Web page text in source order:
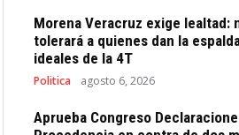
Morena Veracruz exige lealtad:
tolerará a quienes dan la
ideales de la 4T
Politica agosto 6, 2026
Aprueba Congreso